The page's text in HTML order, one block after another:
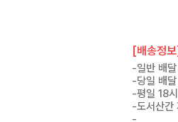
[배송정
-일반 배
-당일 배
-평일 18
-도서산간
-